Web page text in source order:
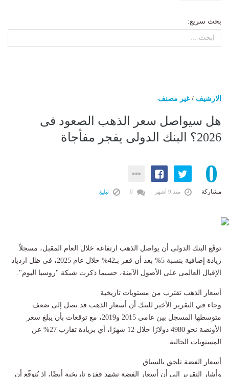
بحث سريع:
الارشيف /غير مصنف
هل سيواصل سعر الذهب الصعود فى
2026؟ البنك الدولى يفجر مفأجاة
0
مشاركة منذ 9 أشهر تبليغ
توقّع البنك الدولى أن يواصل الذهب ارتفاعه خلال العام المقبل، مسجلاً
زيادة إضافية بنسبة 5% بعد أن قفز بـ42% خلال عام 2025، في ظل ازدياد
الإقبال العالمى على الأصول الآمنة، حسبما ذكرت شبكة "روسيا اليوم".
أسعار الذهب تقترب من مستويات تاريخية
وجاء في التقرير الأخير للبنك أن أسعار الذهب قد تصل إلى ضعف
متوسطها المسجل بين عامى 2015 و2019، مع توقعات بأن يبلغ سعر
الأونصة نحو 4980 دولارًا خلال 12 شهرًا، أي بزيادة تقارب 27% عن
المستويات الحالية.
أسعار الفضة تلحق بالسباق
وأشار التقرير إلى أن أسعار الفضة تشهد قفزة تاريخية أيضًا، إذ يُتوقّع أن